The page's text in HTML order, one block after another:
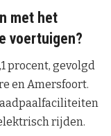
met het
voertuigen?
procent, gevolgd
en Amersfoort.
rijden.